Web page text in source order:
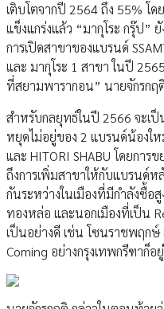
เติบโตจากปี 2564 ถึง 55% โด
แข็งแกร่งแล้ว “มากุโระ กรุ๊ป”
การเปิดสาขาของแบรนด์
และ มากุโระ 1 สาขา ในปี
ที่สยามพารากอน” นายจักรกฤ
สำหรับกลยุทธ์ในปี 2566 จะเ
หยุดไม่อยู่ของ 2 แบรนด์น้องให
และ HITORI SHABU โดยกา
ถึงการเพิ่มสาขาให้กับแบรนด์ห
กันระหว่างในเมืองที่มีกำลังซื้อ
ทองหล่อ และนอกเมืองที่เป็น
เป็นอย่างดี เช่น โซนราชพฤก
Coming อย่างกรุงเทพกรีฑาก็อ